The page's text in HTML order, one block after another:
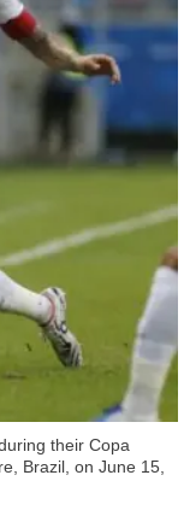
their Copa
Brazil, on June 15,